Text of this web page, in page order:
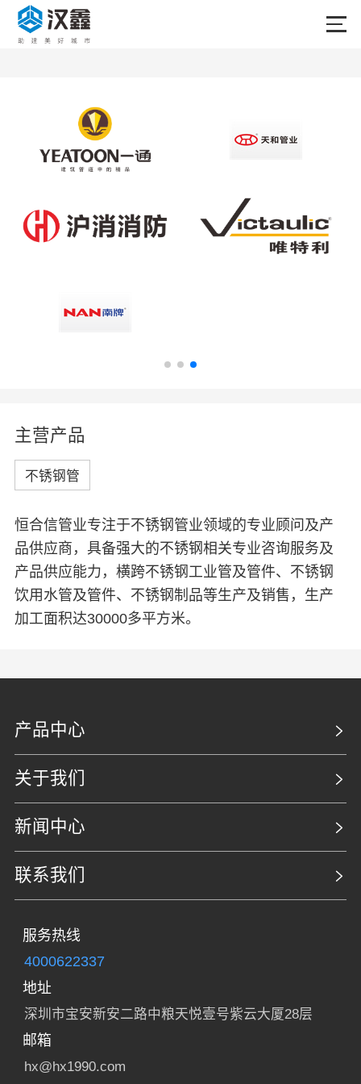
产品中心
合作品牌
关于我们
成功案例
主营产品
不锈钢管
恒合信管业专注于不锈钢管业领域的专业顾问及产
品供应商，具备强大的不锈钢相关专业咨询服务及
产品供应能力，横跨不锈钢工业管及管件、不锈钢
饮用水管及管件、不锈钢制品等生产及销售，生产
加工面积达30000多平方米。
产品中心
关于我们
新闻中心
联系我们
服务热线
4000622337
地址
深圳市宝安新安二路中粮天悦壹号紫云大厦28层
邮箱
hx@hx1990.com